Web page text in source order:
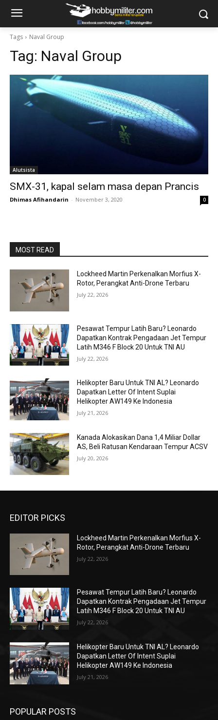
Tags Naval Group
Tag: Naval Group
Alutsista
SMX-31, kapal selam masa depan Prancis
Dhimas Afihandarin - November 3, 2020 0
MOST READ
Lockheed Martin Perkenalkan Morfius X-
Rotor, Perangkat Anti-Drone Terbaru
July 22, 2026
Pesawat Tempur Latih Baru? Leonardo
Dapatkan Kontrak Pengadaan Jet Tempur
Latih M346 F Block 20 Untuk TNI AU
July 22, 2026
Helikopter Baru Untuk TNI AL? Leonardo
Dapatkan Letter Of Intent Suplai
Helikopter AW149 Ke Indonesia
July 21, 2026
Kanada Alokasikan Dana 1,4 Miliar Dollar
AS, Beli Ratusan Kendaraan Tempur ACSV
July 20, 2026
EDITOR PICKS
Lockheed Martin Perkenalkan Morfius X-
Rotor, Perangkat Anti-Drone Terbaru
July 22, 2026
Pesawat Tempur Latih Baru? Leonardo
Dapatkan Kontrak Pengadaan Jet Tempur
Latih M346 F Block 20 Untuk TNI AU
July 22, 2026
Helikopter Baru Untuk TNI AL? Leonardo
Dapatkan Letter Of Intent Suplai
Helikopter AW149 Ke Indonesia
July 21, 2026
POPULAR POSTS